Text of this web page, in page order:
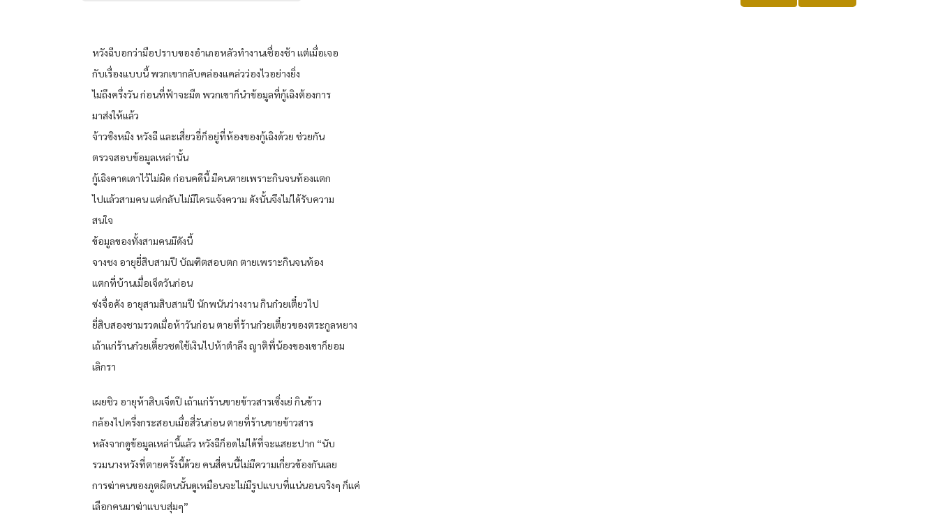
หวังฉีบอกว่ามือปราบของอำเภอหลัวทำงานเชื่องช้า แต่เมื่อเจอ
กับเรื่องแบบนี้ พวกเขากลับคล่องแคล่วว่องไวอย่างยิ่ง
ไม่ถึงครึ่งวัน ก่อนที่ฟ้าจะมืด พวกเขาก็นำข้อมูลที่กู้เฉิงต้องการ
มาส่งให้แล้ว
จ้าวซิงหมิง หวังฉี และเสี่ยวอี่ก็อยู่ที่ห้องของกู้เฉิงด้วย ช่วยกัน
ตรวจสอบข้อมูลเหล่านั้น
กู้เฉิงคาดเดาไว้ไม่ผิด ก่อนคดีนี้ มีคนตายเพราะกินจนท้องแตก
ไปแล้วสามคน แต่กลับไม่มีใครแจ้งความ ดังนั้นจึงไม่ได้รับความ
สนใจ
ข้อมูลของทั้งสามคนมีดังนี้
จางชง อายุยี่สิบสามปี บัณฑิตสอบตก ตายเพราะกินจนท้อง
แตกที่บ้านเมื่อเจ็ดวันก่อน
ซ่งจื่อคัง อายุสามสิบสามปี นักพนันว่างงาน กินก๋วยเตี๋ยวไป
ยี่สิบสองชามรวดเมื่อห้าวันก่อน ตายที่ร้านก๋วยเตี๋ยวของตระกูลหยาง
เถ้าแก่ร้านก๋วยเตี๋ยวชดใช้เงินไปห้าตำลึง ญาติพี่น้องของเขาก็ยอม
เลิกรา
เผยชิว อายุห้าสิบเจ็ดปี เถ้าแก่ร้านขายข้าวสารเซิ่งเย่ กินข้าว
กล้องไปครึ่งกระสอบเมื่อสี่วันก่อน ตายที่ร้านขายข้าวสาร
หลังจากดูข้อมูลเหล่านี้แล้ว หวังฉีก็อดไม่ได้ที่จะแสยะปาก “นับ
รวมนางหวังที่ตายครั้งนี้ด้วย คนสี่คนนี้ไม่มีความเกี่ยวข้องกันเลย
การฆ่าคนของภูตผีตนนั้นดูเหมือนจะไม่มีรูปแบบที่แน่นอนจริงๆ ก็แค่
เลือกคนมาฆ่าแบบสุ่มๆ”